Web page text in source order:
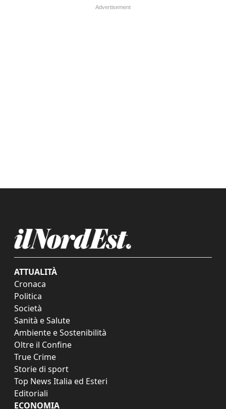
ATTUALITÀ
Cronaca
Politica
Società
Sanità e Salute
Ambiente e Sostenibilità
Oltre il Confine
True Crime
Storie di sport
Top News Italia ed Esteri
Editoriali
ECONOMIA